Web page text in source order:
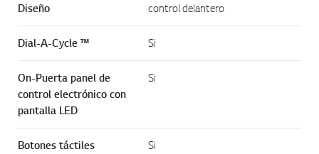
Diseño control delantero
Dial-A-Cycle ™ Si
On-Puerta panel de
control electrónico con
pantalla LED
Si
Botones táctiles Si